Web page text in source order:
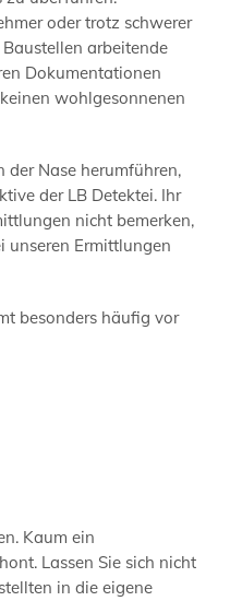
oder trotz schwerer
arbeitende
Dokumentationen
wohlgesonnenen
der Nase herumführen,
der LB Detektei. Ihr
nicht bemerken,
unseren Ermittlungen
besonders häufig vor
Kaum ein
Lassen Sie sich nicht
in die eigene